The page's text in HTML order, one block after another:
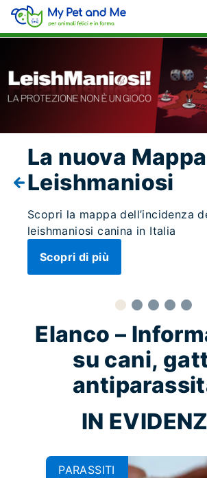
La nuova
Leishmaniosi
Scopri la mappa dell’incidenza
leishmaniosi canina in Italia
Scopri di più
Elanco –
su cani,
IN
PARASSITI